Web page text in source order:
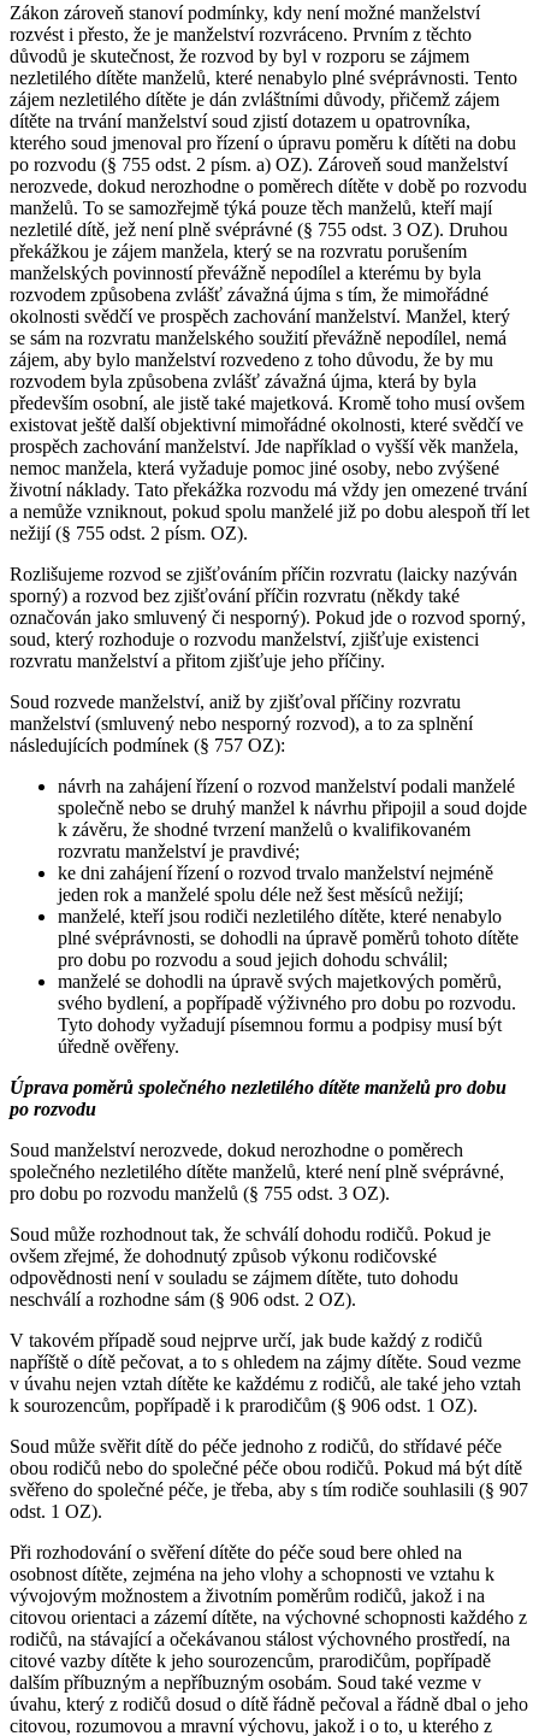
Zákon zároveň stanoví podmínky, kdy není možné manželství
rozvést i přesto, že je manželství rozvráceno. Prvním z těchto
důvodů je skutečnost, že rozvod by byl v rozporu se zájmem
nezletilého dítěte manželů, které nenabylo plné svéprávnosti. Tento
zájem nezletilého dítěte je dán zvláštními důvody, přičemž zájem
dítěte na trvání manželství soud zjistí dotazem u opatrovníka,
kterého soud jmenoval pro řízení o úpravu poměru k dítěti na dobu
po rozvodu (§ 755 odst. 2 písm. a) OZ). Zároveň soud manželství
nerozvede, dokud nerozhodne o poměrech dítěte v době po rozvodu
manželů. To se samozřejmě týká pouze těch manželů, kteří mají
nezletilé dítě, jež není plně svéprávné (§ 755 odst. 3 OZ). Druhou
překážkou je zájem manžela, který se na rozvratu porušením
manželských povinností převážně nepodílel a kterému by byla
rozvodem způsobena zvlášť závažná újma s tím, že mimořádné
okolnosti svědčí ve prospěch zachování manželství. Manžel, který
se sám na rozvratu manželského soužití převážně nepodílel, nemá
zájem, aby bylo manželství rozvedeno z toho důvodu, že by mu
rozvodem byla způsobena zvlášť závažná újma, která by byla
především osobní, ale jistě také majetková. Kromě toho musí ovšem
existovat ještě další objektivní mimořádné okolnosti, které svědčí ve
prospěch zachování manželství. Jde například o vyšší věk manžela,
nemoc manžela, která vyžaduje pomoc jiné osoby, nebo zvýšené
životní náklady. Tato překážka rozvodu má vždy jen omezené trvání
a nemůže vzniknout, pokud spolu manželé již po dobu alespoň tří let
nežijí (§ 755 odst. 2 písm. OZ).
Rozlišujeme rozvod se zjišťováním příčin rozvratu (laicky nazýván
sporný) a rozvod bez zjišťování příčin rozvratu (někdy také
označován jako smluvený či nesporný). Pokud jde o rozvod sporný,
soud, který rozhoduje o rozvodu manželství, zjišťuje existenci
rozvratu manželství a přitom zjišťuje jeho příčiny.
Soud rozvede manželství, aniž by zjišťoval příčiny rozvratu
manželství (smluvený nebo nesporný rozvod), a to za splnění
následujících podmínek (§ 757 OZ):
návrh na zahájení řízení o rozvod manželství podali manželé
společně nebo se druhý manžel k návrhu připojil a soud dojde
k závěru, že shodné tvrzení manželů o kvalifikovaném
rozvratu manželství je pravdivé;
ke dni zahájení řízení o rozvod trvalo manželství nejméně
jeden rok a manželé spolu déle než šest měsíců nežijí;
manželé, kteří jsou rodiči nezletilého dítěte, které nenabylo
plné svéprávnosti, se dohodli na úpravě poměrů tohoto dítěte
pro dobu po rozvodu a soud jejich dohodu schválil;
manželé se dohodli na úpravě svých majetkových poměrů,
svého bydlení, a popřípadě výživného pro dobu po rozvodu.
Tyto dohody vyžadují písemnou formu a podpisy musí být
úředně ověřeny.
Úprava poměrů společného nezletilého dítěte manželů pro dobu
po rozvodu
Soud manželství nerozvede, dokud nerozhodne o poměrech
společného nezletilého dítěte manželů, které není plně svéprávné,
pro dobu po rozvodu manželů (§ 755 odst. 3 OZ).
Soud může rozhodnout tak, že schválí dohodu rodičů. Pokud je
ovšem zřejmé, že dohodnutý způsob výkonu rodičovské
odpovědnosti není v souladu se zájmem dítěte, tuto dohodu
neschválí a rozhodne sám (§ 906 odst. 2 OZ).
V takovém případě soud nejprve určí, jak bude každý z rodičů
napříště o dítě pečovat, a to s ohledem na zájmy dítěte. Soud vezme
v úvahu nejen vztah dítěte ke každému z rodičů, ale také jeho vztah
k sourozencům, popřípadě i k prarodičům (§ 906 odst. 1 OZ).
Soud může svěřit dítě do péče jednoho z rodičů, do střídavé péče
obou rodičů nebo do společné péče obou rodičů. Pokud má být dítě
svěřeno do společné péče, je třeba, aby s tím rodiče souhlasili (§ 907
odst. 1 OZ).
Při rozhodování o svěření dítěte do péče soud bere ohled na
osobnost dítěte, zejména na jeho vlohy a schopnosti ve vztahu k
vývojovým možnostem a životním poměrům rodičů, jakož i na
citovou orientaci a zázemí dítěte, na výchovné schopnosti každého z
rodičů, na stávající a očekávanou stálost výchovného prostředí, na
citové vazby dítěte k jeho sourozencům, prarodičům, popřípadě
dalším příbuzným a nepříbuzným osobám. Soud také vezme v
úvahu, který z rodičů dosud o dítě řádně pečoval a řádně dbal o jeho
citovou, rozumovou a mravní výchovu, jakož i o to, u kterého z